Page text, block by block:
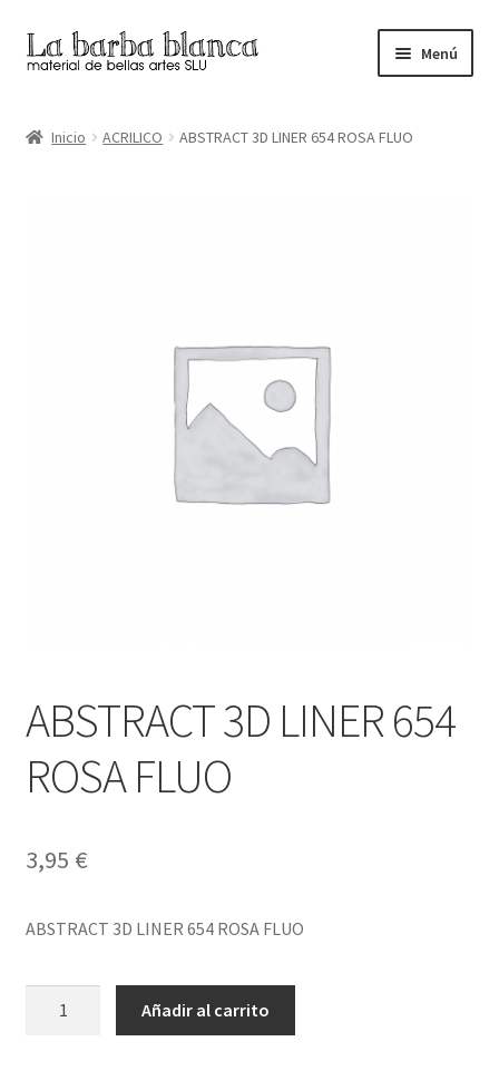
Ir
a
navegación
Ir
al
Menú
Inicio ACRILICO ABSTRACT 3D LINER 654 ROSA FLUO
ABSTRACT 3D LINER 654
ROSA FLUO
3,95 €
ABSTRACT 3D LINER 654 ROSA FLUO
Añadir al carrito